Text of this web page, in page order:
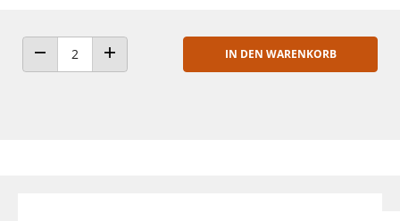
ANZAHL VERRINGERNANZAHL ERHÖHEN
IN DEN WARENKORB